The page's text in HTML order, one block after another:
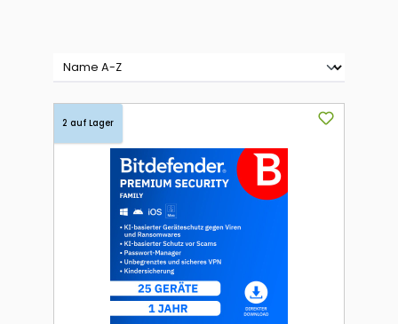
2 auf Lager